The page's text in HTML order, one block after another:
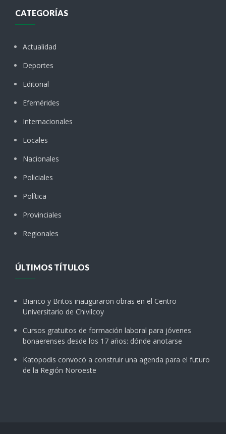
CATEGORÍAS
Actualidad
Deportes
Editorial
Efemérides
Internacionales
Locales
Nacionales
Policiales
Política
Provinciales
Regionales
ÚLTIMOS TÍTULOS
Bianco y Britos inauguraron obras en el Centro
Universitario de Chivilcoy
Cursos gratuitos de formación laboral para jóvenes
bonaerenses desde los 17 años: dónde anotarse
Katopodis convocó a construir una agenda para el futuro
de la Región Noroeste